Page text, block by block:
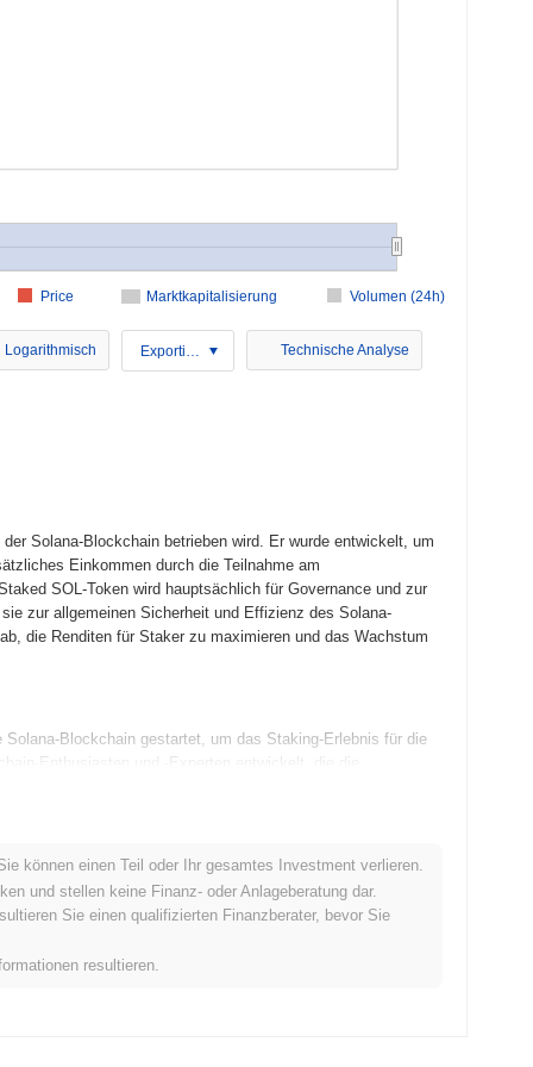
Marktkapitalisierung Volumen (24h)
Price
Logarithmisch Exportieren Technische Analyse
Solana-Blockchain betrieben wird. Er wurde entwickelt, um
Einkommen durch die Teilnahme am
SOL-Token wird hauptsächlich für Governance und zur
zur allgemeinen Sicherheit und Effizienz des Solana-
die Renditen für Staker zu maximieren und das Wachstum
Blockchain gestartet, um das Staking-Erlebnis für die
Enthusiasten und -Experten entwickelt, die die
Markt zu etablieren. Das Projekt hat sich seitdem darauf
mit den neuesten Roadmap-Updates vor. Zu den kommenden
mit dezentralen Finanzplattformen (DeFi), die darauf
Die Community plant auch aktiv Bildungsinitiativen, um das
können einen Teil oder Ihr gesamtes Investment verlieren.
und stellen keine Finanz- oder Anlageberatung dar.
Sie einen qualifizierten Finanzberater, bevor Sie
resultieren.